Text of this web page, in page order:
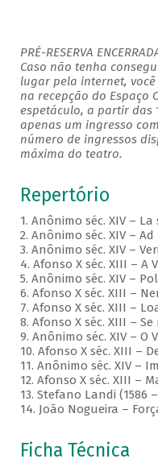
PRÉ-RESERVA
Caso não tenha
lugar pela internet,
na recepção do Espaço
espetáculo, a partir das
apenas um ingresso
número de ingressos
máxima do teatro.
Repertório
1. Anônimo séc. XIV –
2. Anônimo séc. XIV –
3. Anônimo séc. XIV –
4. Afonso X séc. XIII – A
5. Anônimo séc. XIV –
6. Afonso X séc. XIII –
7. Afonso X séc. XIII –
8. Afonso X séc. XIII –
9. Anônimo séc. XIV – O
10. Afonso X séc. XIII –
11. Anônimo séc. XIV –
12. Afonso X séc. XIII –
13. Stefano Landi (1586
14. João Nogueira –
Ficha Técnica